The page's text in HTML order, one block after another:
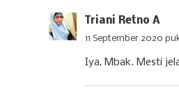
Triani Retno A
11 September 2020
Iya, Mbak. Mesti